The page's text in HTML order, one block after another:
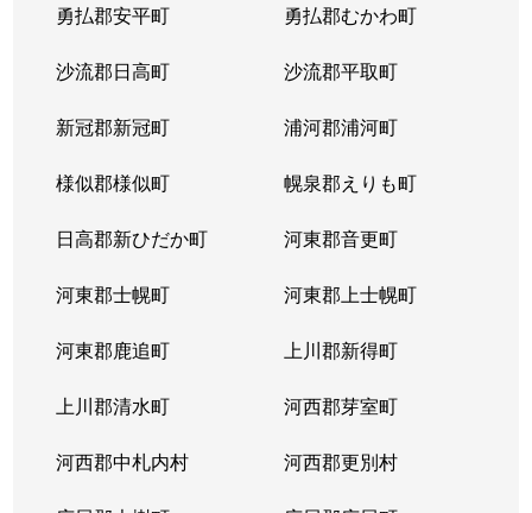
勇払郡安平町 勇払郡むかわ町
沙流郡日高町 沙流郡平取町
新冠郡新冠町 浦河郡浦河町
様似郡様似町 幌泉郡えりも町
日高郡新ひだか町 河東郡音更町
河東郡士幌町 河東郡上士幌町
河東郡鹿追町 上川郡新得町
上川郡清水町 河西郡芽室町
河西郡中札内村 河西郡更別村